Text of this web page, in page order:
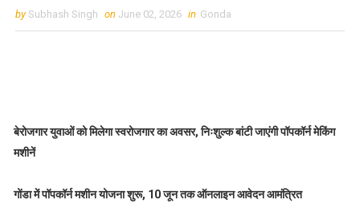
by Subhash Singh on June 02, 2026 in Gonda
बेरोजगार युवाओं को मिलेगा स्वरोजगार का अवसर, निःशुल्क बांटी जाएंगी पॉपकॉर्न मेकिंग
मशीनें
गोंडा में पॉपकॉर्न मशीन योजना शुरू, 10 जून तक ऑनलाइन आवेदन आमंत्रित